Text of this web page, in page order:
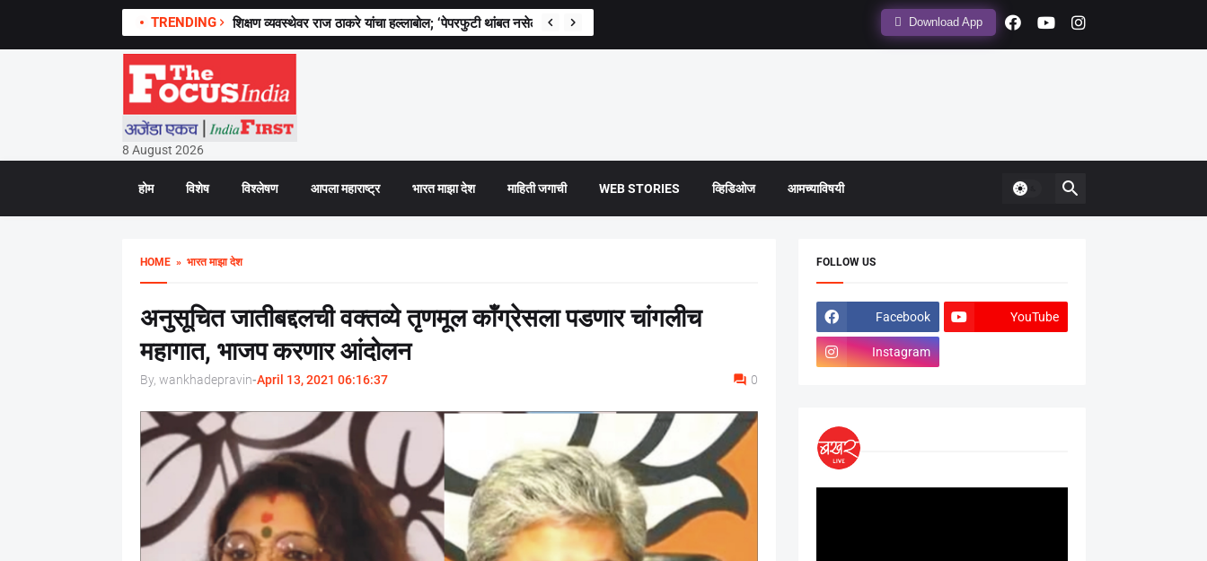
TRENDING शिक्षण व्यवस्थेवर राज ठाकरे यांचा हल्लाबोल; ‘पेपरफुटी थांबत नसेल तर विद्यार्थ्यांचा संताप स्वाभाविक’ Download App
8 August 2026
होम विशेष विश्लेषण आपला महाराष्ट्र भारत माझा देश माहिती जगाची WEB STORIES व्हिडिओज आमच्याविषयी
HOME» भारत माझा देश
अनुसूचित जातीबद्दलची वक्तव्ये तृणमूल कॉंग्रेसला पडणार चांगलीच
महागात, भाजप करणार आंदोलन
By, wankhadepravin-April 13, 2021 06:16:37 0
FOLLOW US
Facebook YouTube
Instagram